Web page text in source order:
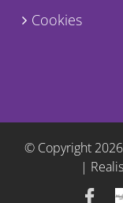
Cookies
© Copyright
|